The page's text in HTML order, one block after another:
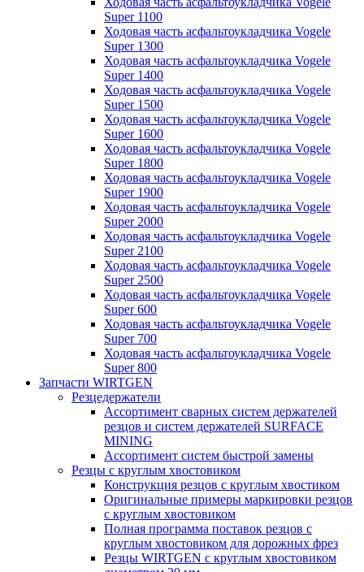
Super 1100
Ходовая часть асфальтоукладчика Vogele
Super 1300
Ходовая часть асфальтоукладчика Vogele
Super 1400
Ходовая часть асфальтоукладчика Vogele
Super 1500
Ходовая часть асфальтоукладчика Vogele
Super 1600
Ходовая часть асфальтоукладчика Vogele
Super 1800
Ходовая часть асфальтоукладчика Vogele
Super 1900
Ходовая часть асфальтоукладчика Vogele
Super 2000
Ходовая часть асфальтоукладчика Vogele
Super 2100
Ходовая часть асфальтоукладчика Vogele
Super 2500
Ходовая часть асфальтоукладчика Vogele
Super 600
Ходовая часть асфальтоукладчика Vogele
Super 700
Ходовая часть асфальтоукладчика Vogele
Super 800
Запчасти WIRTGEN
Резцедержатели
Ассортимент сварных систем держателей
резцов и систем держателей SURFACE
MINING
Ассортимент систем быстрой замены
Резцы с круглым хвостовиком
Конструкция резцов с круглым хвостиком
Оригинальные примеры маркировки резцов
с круглым хвостовиком
Полная программа поставок резцов с
круглым хвостовиком для дорожных фрез
Резцы WIRTGEN с круглым хвостовиком